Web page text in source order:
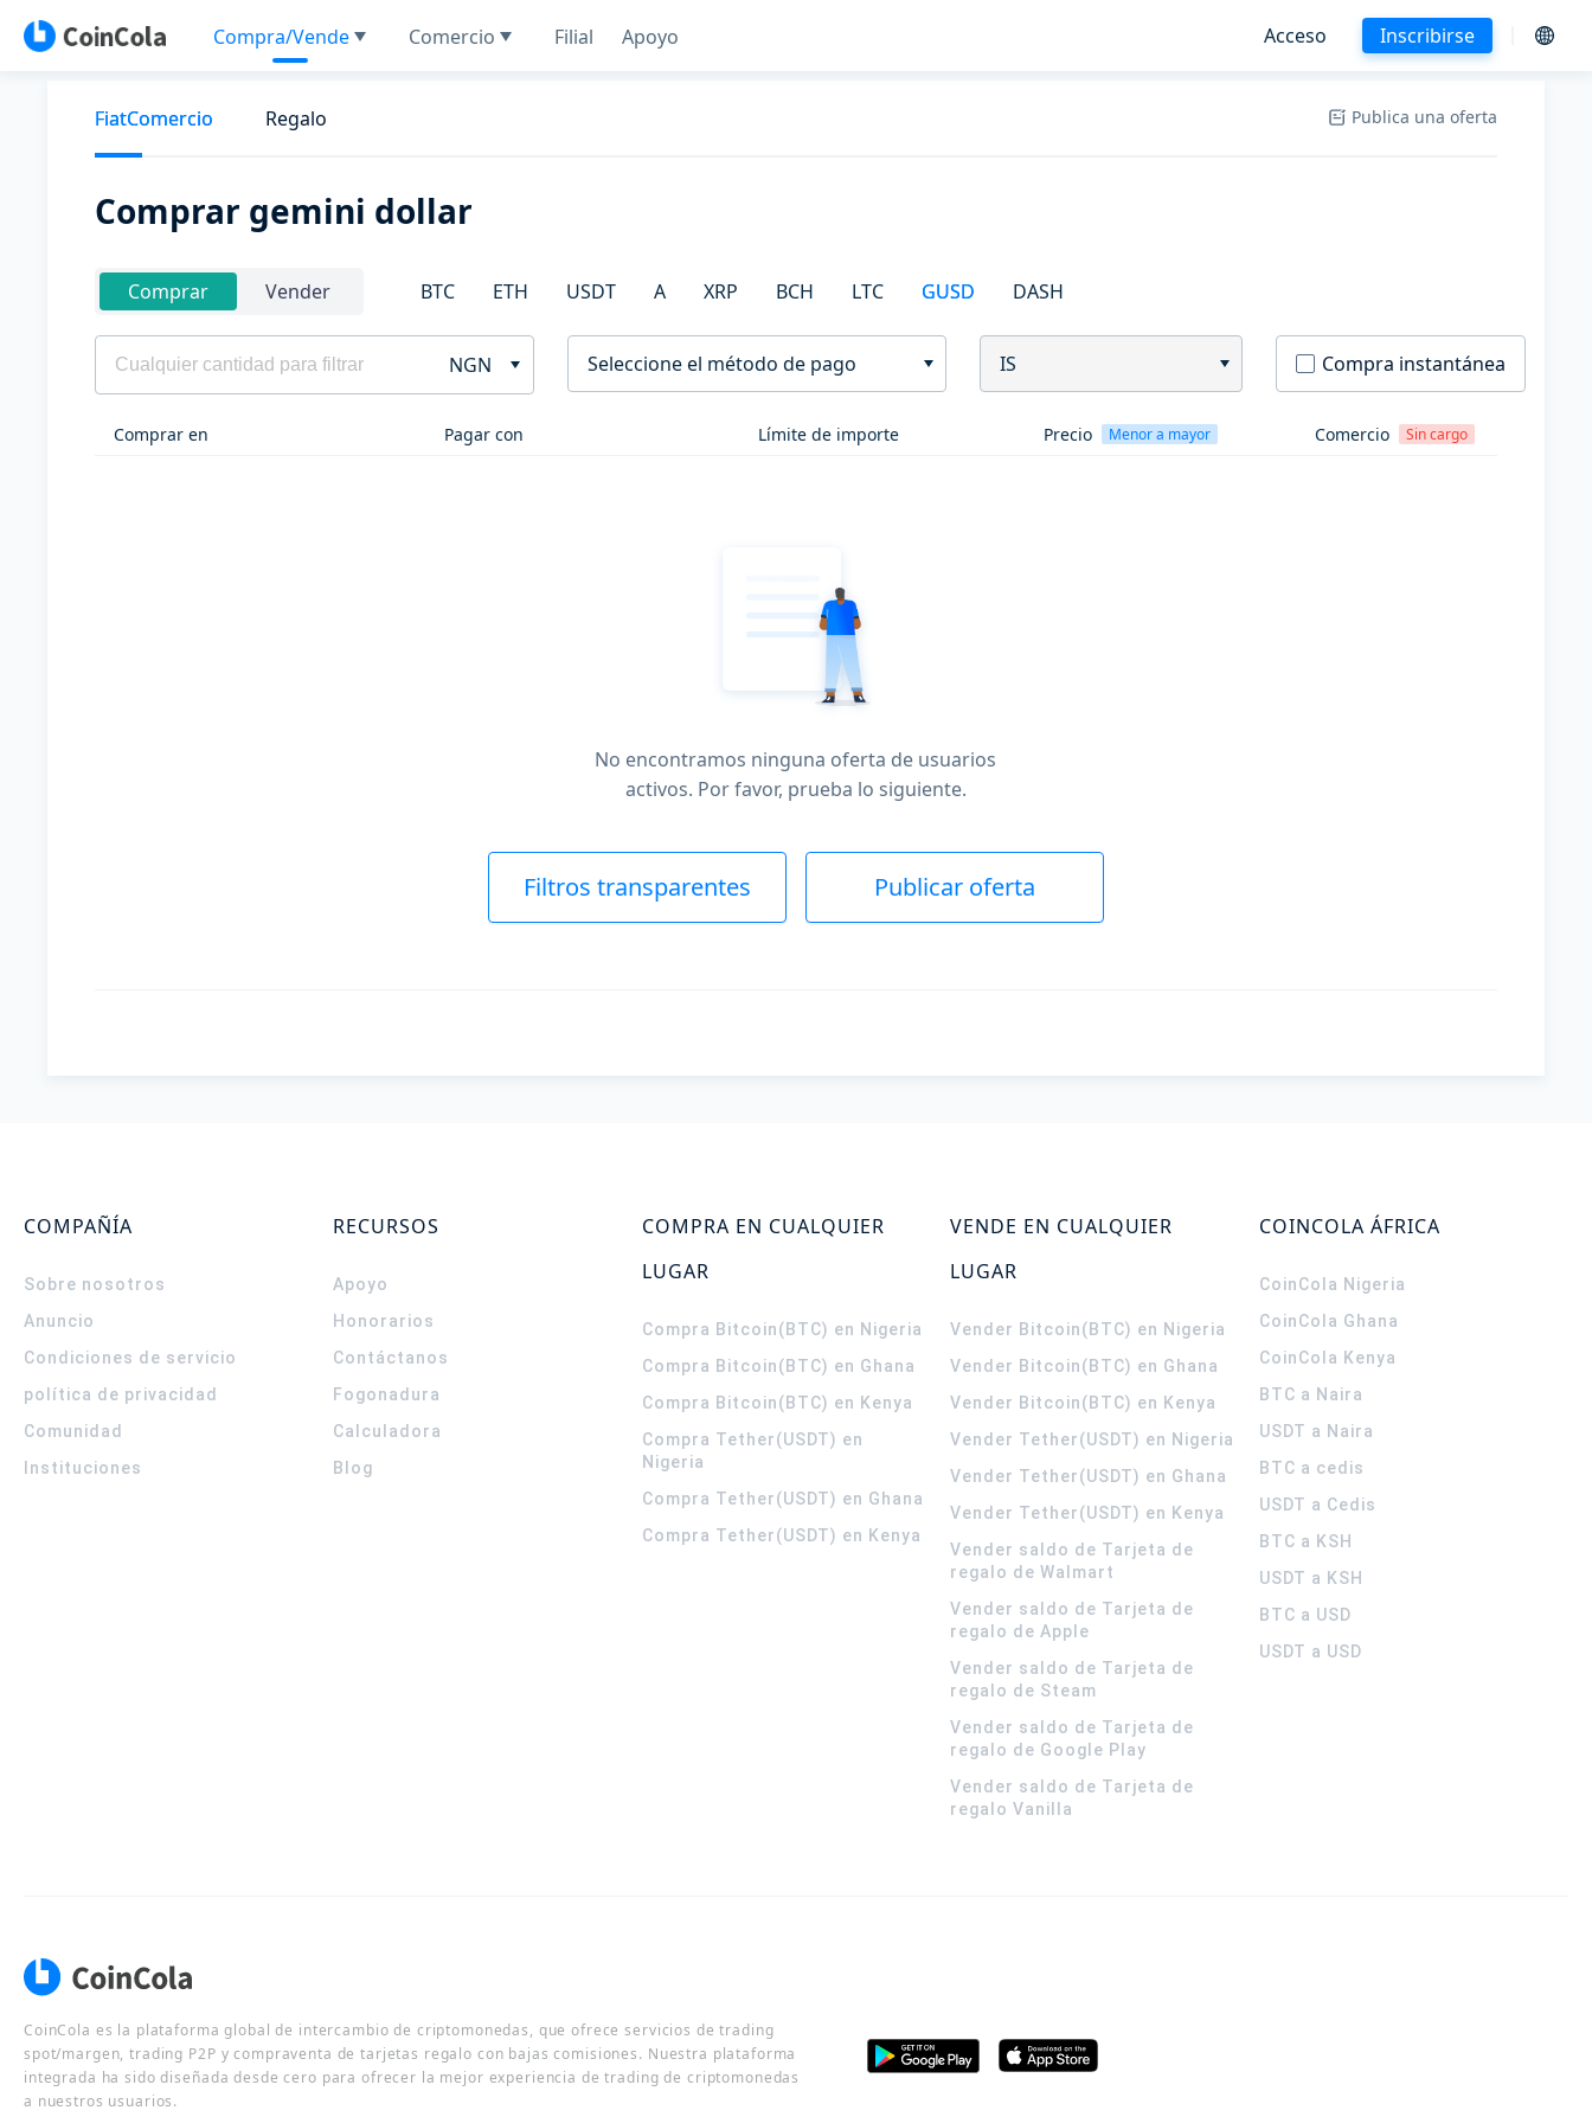
Compra/Vende Comercio Filial Apoyo Acceso Inscribirse
FiatComercio Regalo Publica una oferta
Comprar gemini dollar
Comprar Vender BTC ETH USDT A XRP BCH LTC GUSD DASH
NGN Seleccione el método de pago IS Compra instantánea
Comprar en Pagar con Límite de importe Precio Menor a mayor Comercio Sin cargo
No encontramos ninguna oferta de usuarios
activos. Por favor, prueba lo siguiente.
Filtros transparentes Publicar oferta
COMPAÑÍA
Sobre nosotros
Anuncio
Condiciones de servicio
política de privacidad
Comunidad
Instituciones
RECURSOS
Apoyo
Honorarios
Contáctanos
Fogonadura
Calculadora
Blog
COMPRA EN CUALQUIER
LUGAR
Compra Bitcoin(BTC) en Nigeria
Compra Bitcoin(BTC) en Ghana
Compra Bitcoin(BTC) en Kenya
Compra Tether(USDT) en
Nigeria
Compra Tether(USDT) en Ghana
Compra Tether(USDT) en Kenya
VENDE EN CUALQUIER
LUGAR
Vender Bitcoin(BTC) en Nigeria
Vender Bitcoin(BTC) en Ghana
Vender Bitcoin(BTC) en Kenya
Vender Tether(USDT) en Nigeria
Vender Tether(USDT) en Ghana
Vender Tether(USDT) en Kenya
Vender saldo de Tarjeta de
regalo de Walmart
Vender saldo de Tarjeta de
regalo de Apple
Vender saldo de Tarjeta de
regalo de Steam
Vender saldo de Tarjeta de
regalo de Google Play
Vender saldo de Tarjeta de
regalo Vanilla
COINCOLA ÁFRICA
CoinCola Nigeria
CoinCola Ghana
CoinCola Kenya
BTC a Naira
USDT a Naira
BTC a cedis
USDT a Cedis
BTC a KSH
USDT a KSH
BTC a USD
USDT a USD
CoinCola es la plataforma global de intercambio de criptomonedas, que ofrece servicios de trading
spot/margen, trading P2P y compraventa de tarjetas regalo con bajas comisiones. Nuestra plataforma
integrada ha sido diseñada desde cero para ofrecer la mejor experiencia de trading de criptomonedas
a nuestros usuarios.